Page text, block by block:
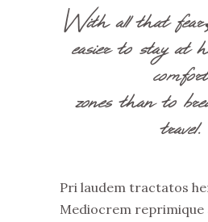
With all that
easier to stay at
comfort
zones than to
travel.
Pri laudem tractatos
Mediocrem reprimique